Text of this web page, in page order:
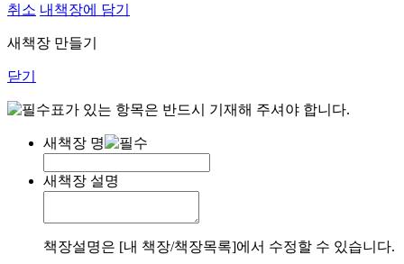
취소 내책장에 담기
새책장 만들기
닫기
표가 있는 항목은 반드시 기재해 주셔야 합니다.
새책장 명
새책장 설명
책장설명은 [내 책장/책장목록]에서 수정할 수 있습니다.